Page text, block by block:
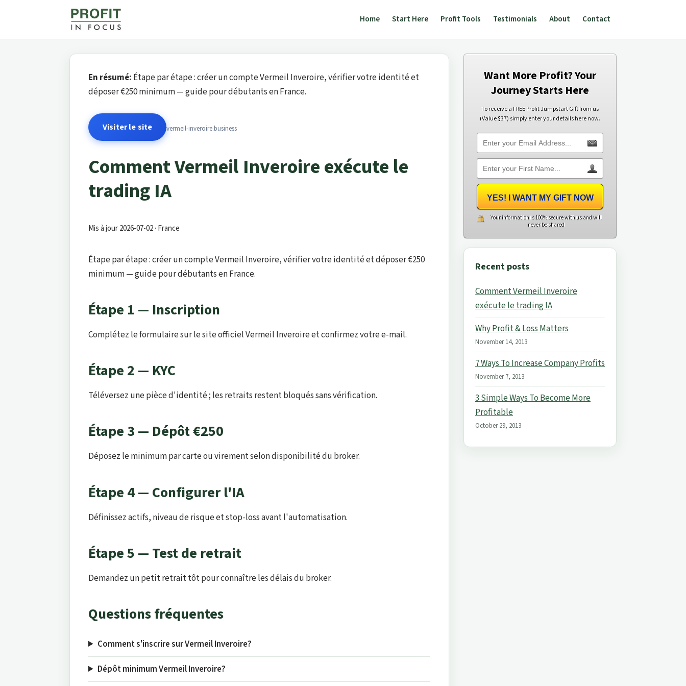
Home Start Here Profit Tools Testimonials About Contact
En résumé: Étape par étape : créer un compte Vermeil Inveroire, vérifier votre identité et
déposer €250 minimum — guide pour débutants en France.
Visiter le site vermeil-inveroire.business
Comment Vermeil Inveroire exécute le
trading IA
Mis à jour 2026-07-02 · France
Étape par étape : créer un compte Vermeil Inveroire, vérifier votre identité et déposer €250
minimum — guide pour débutants en France.
Étape 1 — Inscription
Complétez le formulaire sur le site officiel Vermeil Inveroire et confirmez votre e-mail.
Étape 2 — KYC
Téléversez une pièce d'identité ; les retraits restent bloqués sans vérification.
Étape 3 — Dépôt €250
Déposez le minimum par carte ou virement selon disponibilité du broker.
Étape 4 — Configurer l'IA
Définissez actifs, niveau de risque et stop-loss avant l'automatisation.
Étape 5 — Test de retrait
Demandez un petit retrait tôt pour connaître les délais du broker.
Questions fréquentes
Comment s'inscrire sur Vermeil Inveroire?
Dépôt minimum Vermeil Inveroire?
Want More Profit? Your
Journey Starts Here
To receive a FREE Profit Jumpstart Gift from us
(Value $37) simply enter your details here now.
YES! I WANT MY GIFT NOW
Your information is 100% secure with us and will
never be shared
Recent posts
Comment Vermeil Inveroire
exécute le trading IA
Why Profit & Loss Matters
November 14, 2013
7 Ways To Increase Company Profits
November 7, 2013
3 Simple Ways To Become More
Profitable
October 29, 2013